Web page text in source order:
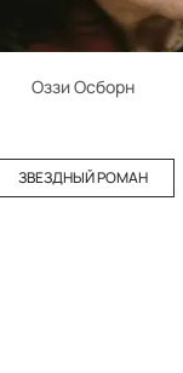
Оззи Осборн
ЗВЕЗДНЫЙ РОМАН